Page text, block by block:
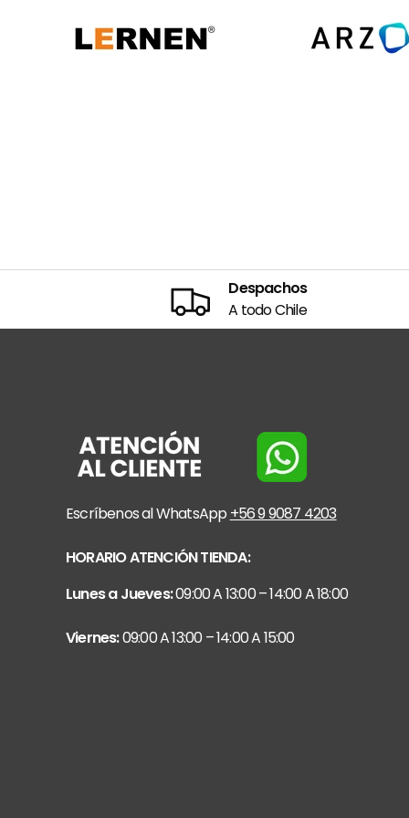
Despachos
A todo Chile
Escríbenos al WhatsApp +56 9 9087 4203
HORARIO ATENCIÓN TIENDA:
Lunes a Jueves:09:00 A 13:00 – 14:00 A 18:00
Viernes:09:00 A 13:00 – 14:00 A 15:00